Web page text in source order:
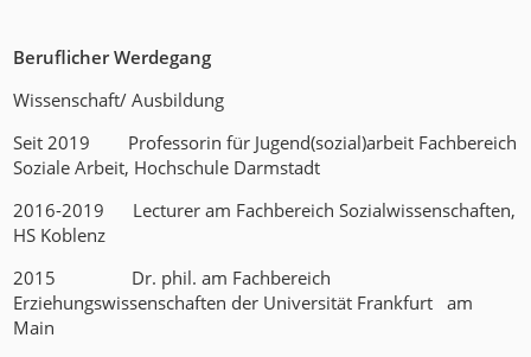
Beruflicher Werdegang
Wissenschaft/ Ausbildung
Seit 2019 Professorin für Jugend(sozial)arbeit Fachbereich
Soziale Arbeit, Hochschule Darmstadt
2016-2019 Lecturer am Fachbereich Sozialwissenschaften,
HS Koblenz
2015 Dr. phil. am Fachbereich
Erziehungswissenschaften der Universität Frankfurt am
Main